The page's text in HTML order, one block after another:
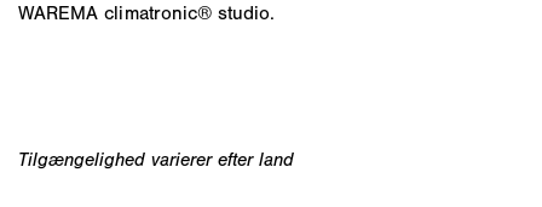
WAREMA climatronic® studio.